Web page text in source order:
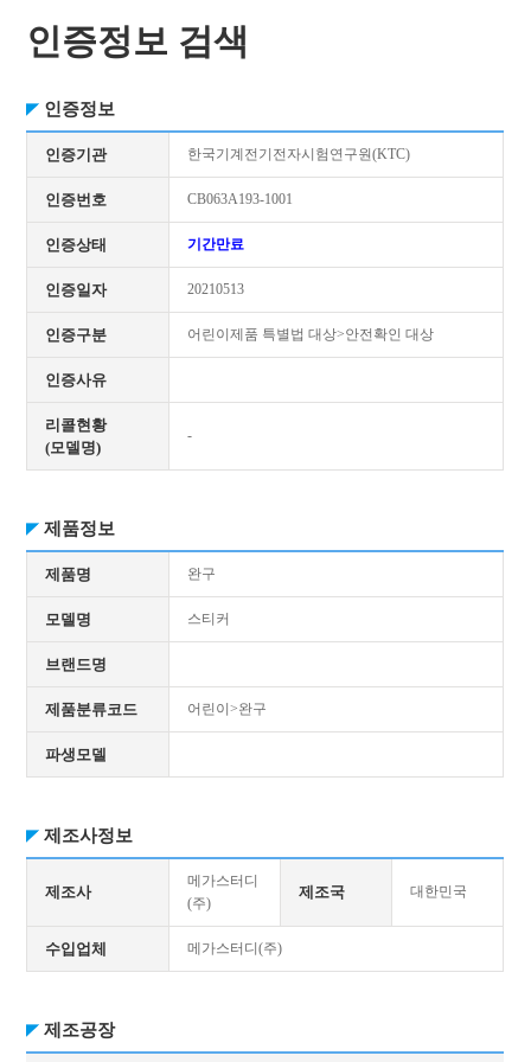
인증정보 검색
인증정보
인증기관 한국기계전기전자시험연구원(KTC)
인증번호 CB063A193-1001
인증상태 기간만료
인증일자 20210513
인증구분 어린이제품 특별법 대상>안전확인 대상
인증사유
리콜현황
(모델명)
-
제품정보
제품명 완구
모델명 스티커
브랜드명
제품분류코드 어린이>완구
파생모델
제조사정보
제조사
메가스터디
(주)
제조국 대한민국
수입업체 메가스터디(주)
제조공장